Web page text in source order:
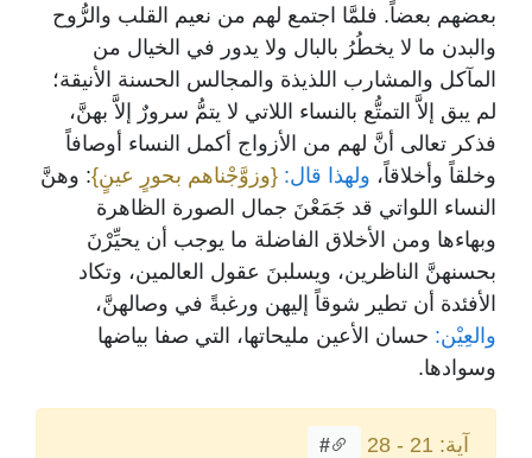
بعضهم بعضاً. فلمَّا اجتمع لهم من نعيم القلب والرُّوح
والبدن ما لا يخطُرُ بالبال ولا يدور في الخيال من
المآكل والمشارب اللذيذة والمجالس الحسنة الأنيقة؛
لم يبق إلاَّ التمتُّع بالنساء اللاتي لا يتمُّ سرورٌ إلاَّ بهنَّ،
فذكر تعالى أنَّ لهم من الأزواج أكمل النساء أوصافاً
وخلقاً وأخلاقاً، ولهذا قال: {وزوَّجْناهم بحورٍ عينٍ}: وهنَّ
النساء اللواتي قد جَمَعْنَ جمال الصورة الظاهرة
وبهاءها ومن الأخلاق الفاضلة ما يوجب أن يحيِّرْنَ
بحسنهنَّ الناظرين، ويسلبنَ عقول العالمين، وتكاد
الأفئدة أن تطير شوقاً إليهن ورغبةً في وصالهنَّ،
والعِيْن: حسان الأعين مليحاتها، التي صفا بياضها
وسوادها.
آية: 21 - 28 #